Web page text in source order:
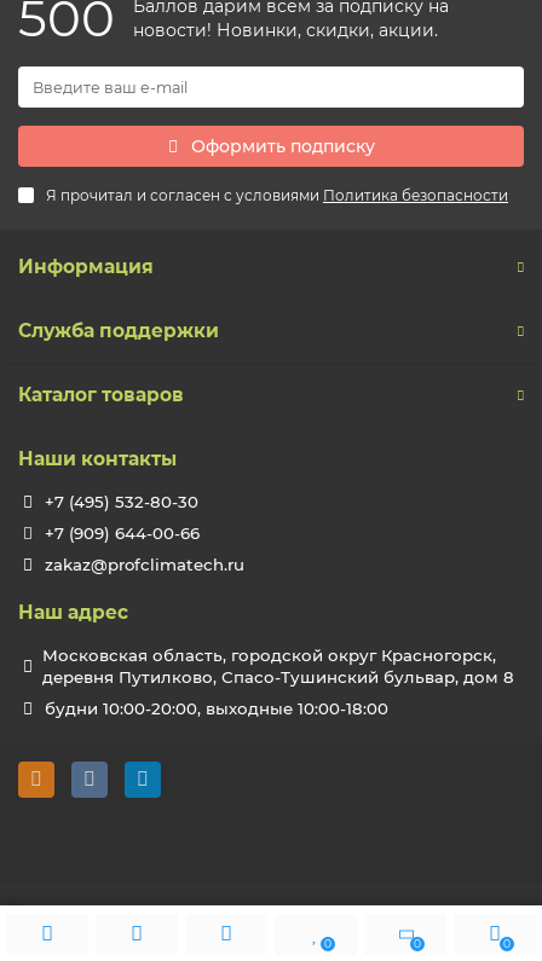
500
Баллов дарим всем за подписку на
новости! Новинки, скидки, акции.
Оформить подписку
Я прочитал и согласен с условиями Политика безопасности
Информация
Служба поддержки
Каталог товаров
Наши контакты
+7 (495) 532-80-30
+7 (909) 644-00-66
zakaz@profclimatech.ru
Наш адрес
Московская область, городской округ Красногорск,
деревня Путилково, Спасо-Тушинский бульвар, дом 8
будни 10:00-20:00, выходные 10:00-18:00
0
0
0